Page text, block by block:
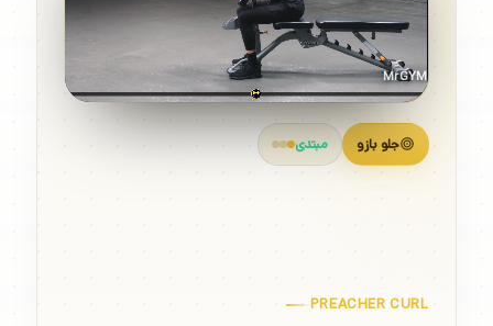
جلو بازو مبتدی
PREACHER CURL
MrGYM